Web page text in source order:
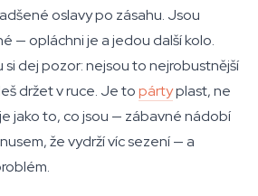
oslavy po zásahu. Jsou
— opláchni je a jedou další kolo.
dej pozor: nejsou to nejrobustnější
držet v ruce. Je topártyplast, ne
jako to, co jsou — zábavné nádobí
že vydrží víc sezení — a